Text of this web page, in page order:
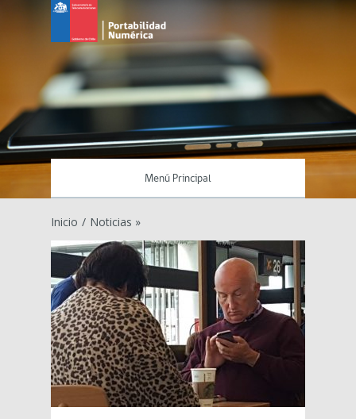
Menú Principal
Inicio / Noticias »